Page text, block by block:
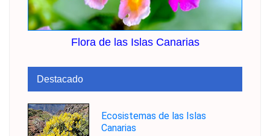
Flora de las Islas Canarias
Destacado
Ecosistemas de las Islas
Canarias